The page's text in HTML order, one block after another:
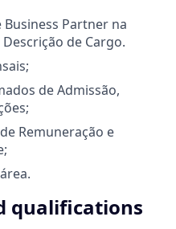
Partner na
de Cargo.
de Admissão,
Remuneração e
qualifications